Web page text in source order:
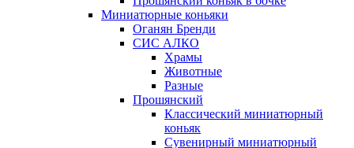
Миниатюрные коньяки
Оганян Бренди
СИС АЛКО
Храмы
Животные
Разные
Прошянский
Классический миниатюрный
коньяк
Сувенирный миниатюрный